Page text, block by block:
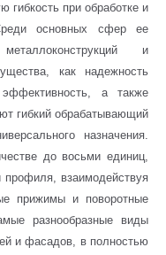
гибкость при обработке и
основных сфер ее
и
как надежность
а также
гибкий обрабатывающий
назначения.
до восьми единиц,
взаимодействуя
прижимы и поворотные
разнообразные виды
и фасадов, в полностью